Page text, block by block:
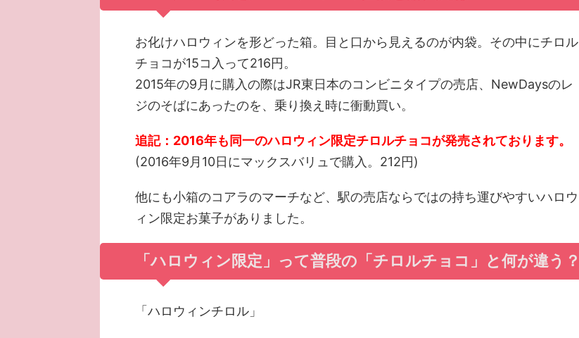
お化けハロウィンを形どった箱。目と口から見えるのが内袋。その中にチロル
チョコが15コ入って216円。
2015年の9月に購入の際はJR東日本のコンビニタイプの売店、NewDaysのレ
ジのそばにあったのを、乗り換え時に衝動買い。
追記：2016年も同一のハロウィン限定チロルチョコが発売されております。
(2016年9月10日にマックスバリュで購入。212円)
他にも小箱のコアラのマーチなど、駅の売店ならではの持ち運びやすいハロウ
ィン限定お菓子がありました。
「ハロウィン限定」って普段の「チロルチョコ」と何が違う？
「ハロウィンチロル」